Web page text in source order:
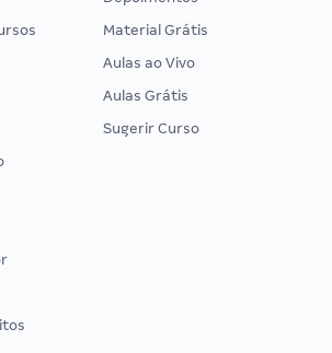
Material Grátis
Aulas ao Vivo
Aulas Grátis
Sugerir Curso